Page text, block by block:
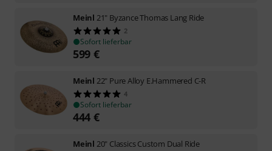
Meinl 21" Byzance Thomas Lang Ride
2
Sofort lieferbar
599 €
Meinl 22" Pure Alloy E.Hammered C-R
4
Sofort lieferbar
444 €
Meinl 20" Classics Custom Dual Ride